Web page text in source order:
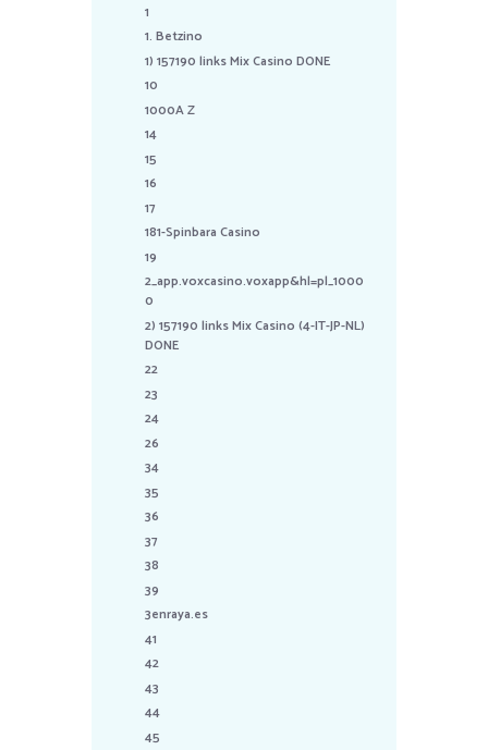
1
1. Betzino
1) 157190 links Mix Casino DONE
10
1000A Z
14
15
16
17
181-Spinbara Casino
19
2_app.voxcasino.voxapp&hl=pl_1000
0
2) 157190 links Mix Casino (4-IT-JP-NL)
DONE
22
23
24
26
34
35
36
37
38
39
3enraya.es
41
42
43
44
45